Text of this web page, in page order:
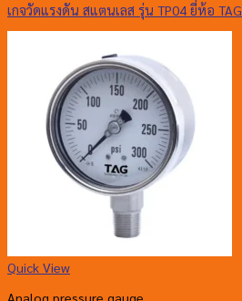
เกจวัดแรงดัน สแตนเลส รุ่น TP04 ยี่ห้อ TAG
Quick View
Analog pressure gauge